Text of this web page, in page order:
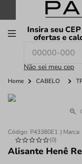
FRETE GRÁTIS
Insira seu
ofertas e
Não sei meu cep
O que você
Home CABELO
Código: P43380E1
(0)
Alisante Henê